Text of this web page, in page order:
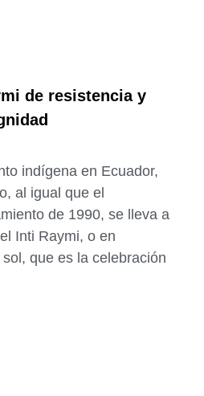
de resistencia y
indígena en Ecuador,
al igual que el
de 1990, se lleva a
Inti Raymi, o en
que es la celebración